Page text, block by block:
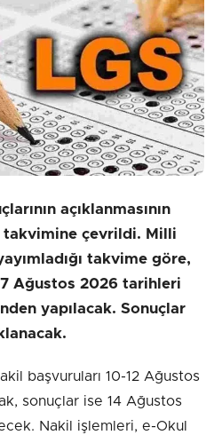
Gönder
açıklanmasının
takvimine çevrildi. Milli
takvime göre,
Ağustos 2026 tarihleri
yapılacak. Sonuçlar
başvuruları 10-12 Ağustos
sonuçlar ise 14 Ağustos
Nakil işlemleri, e-Okul